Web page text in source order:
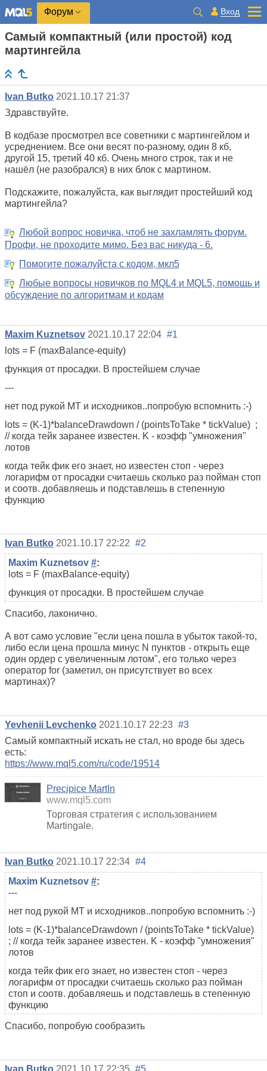
Форум Вход
Самый компактный (или простой) код
мартингейла
Ivan Butko 2021.10.17 21:37
Здравствуйте.
В кодбазе просмотрел все советники с мартингейлом и
усреднением. Все они весят по-разному, один 8 кб,
другой 15, третий 40 кб. Очень много строк, так и не
нашёл (не разобрался) в них блок с мартином.
Подскажите, пожалуйста, как выглядит простейший код
мартингейла?
Любой вопрос новичка, чтоб не захламлять форум.
Профи, не проходите мимо. Без вас никуда - 6.
Помогите пожалуйста с кодом, мкл5
Любые вопросы новичков по MQL4 и MQL5, помощь и
обсуждение по алгоритмам и кодам
Maxim Kuznetsov 2021.10.17 22:04 #1
lots = F (maxBalance-equity)
функция от просадки. В простейшем случае
---
нет под рукой MT и исходников..попробую вспомнить :-)
lots = (K-1)*balanceDrawdown / (pointsToTake * tickValue) ;
// когда тейк заранее известен. K - коэфф "умножения"
лотов
когда тейк фик его знает, но известен стоп - через
логарифм от просадки считаешь сколько раз пойман стоп
и соотв. добавляешь и подставлешь в степенную
функцию
Ivan Butko 2021.10.17 22:22 #2
Maxim Kuznetsov #:
lots = F (maxBalance-equity)
функция от просадки. В простейшем случае
Спасибо, лаконично.
А вот само условие "если цена пошла в убыток такой-то,
либо если цена прошла минус N пунктов - открыть еще
один ордер с увеличенным лотом", его только через
оператор for (заметил, он присутствует во всех
мартинах)?
Yevhenii Levchenko 2021.10.17 22:23 #3
Самый компактный искать не стал, но вроде бы здесь
есть:
https://www.mql5.com/ru/code/19514
Precipice MartIn
www.mql5.com
Торговая стратегия с использованием
Martingale.
Ivan Butko 2021.10.17 22:34 #4
Maxim Kuznetsov #:
---
нет под рукой MT и исходников..попробую вспомнить :-)
lots = (K-1)*balanceDrawdown / (pointsToTake * tickValue)
; // когда тейк заранее известен. K - коэфф "умножения"
лотов
когда тейк фик его знает, но известен стоп - через
логарифм от просадки считаешь сколько раз пойман
стоп и соотв. добавляешь и подставлешь в степенную
функцию
Спасибо, попробую сообразить
Ivan Butko 2021.10.17 22:35 #5